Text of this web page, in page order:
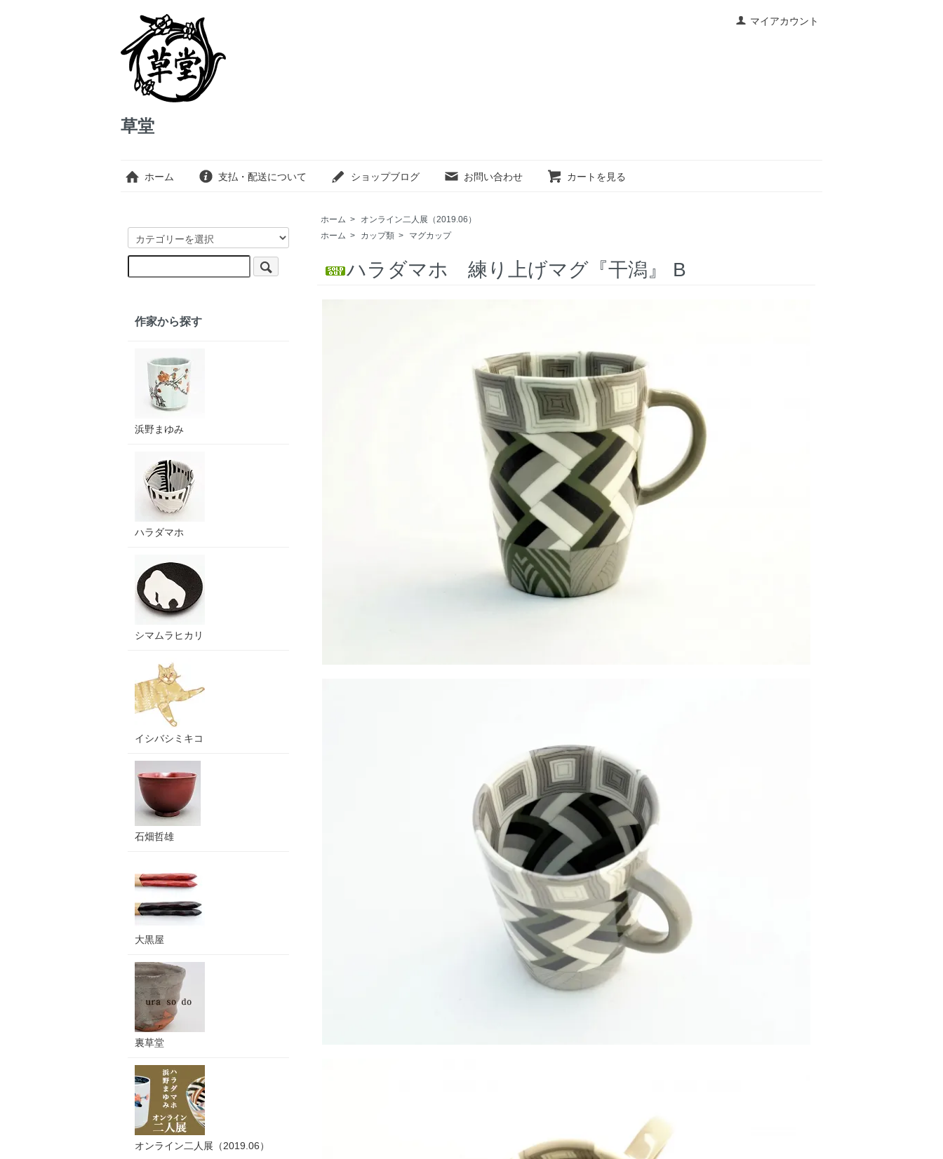
マイアカウント
草堂
ホーム 支払・配送について ショップブログ お問い合わせ カートを見る
ホーム >
オンライン二人展（2019.06）
ホーム > カップ類 > マグカップ
ハラダマホ 練り上げマグ『干潟』 B
作家から探す
浜野まゆみ
ハラダマホ
シマムラヒカリ
イシバシミキコ
石畑哲雄
大黒屋
裏草堂
オンライン二人展（2019.06）